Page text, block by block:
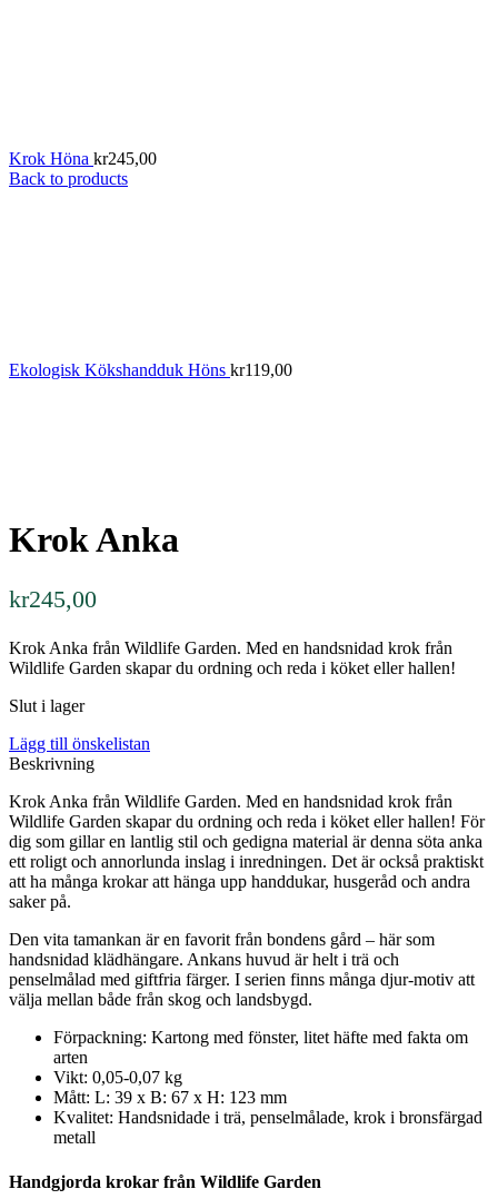
Krok Höna kr245,00
Back to products
Ekologisk Kökshandduk Höns kr119,00
Krok Anka
kr245,00
Krok Anka från Wildlife Garden. Med en handsnidad krok från
Wildlife Garden skapar du ordning och reda i köket eller hallen!
Slut i lager
Lägg till önskelistan
Beskrivning
Krok Anka från Wildlife Garden. Med en handsnidad krok från
Wildlife Garden skapar du ordning och reda i köket eller hallen! För
dig som gillar en lantlig stil och gedigna material är denna söta anka
ett roligt och annorlunda inslag i inredningen. Det är också praktiskt
att ha många krokar att hänga upp handdukar, husgeråd och andra
saker på.
Den vita tamankan är en favorit från bondens gård – här som
handsnidad klädhängare. Ankans huvud är helt i trä och
penselmålad med giftfria färger. I serien finns många djur-motiv att
välja mellan både från skog och landsbygd.
Förpackning: Kartong med fönster, litet häfte med fakta om
arten
Vikt: 0,05-0,07 kg
Mått: L: 39 x B: 67 x H: 123 mm
Kvalitet: Handsnidade i trä, penselmålade, krok i bronsfärgad
metall
Handgjorda krokar från Wildlife Garden